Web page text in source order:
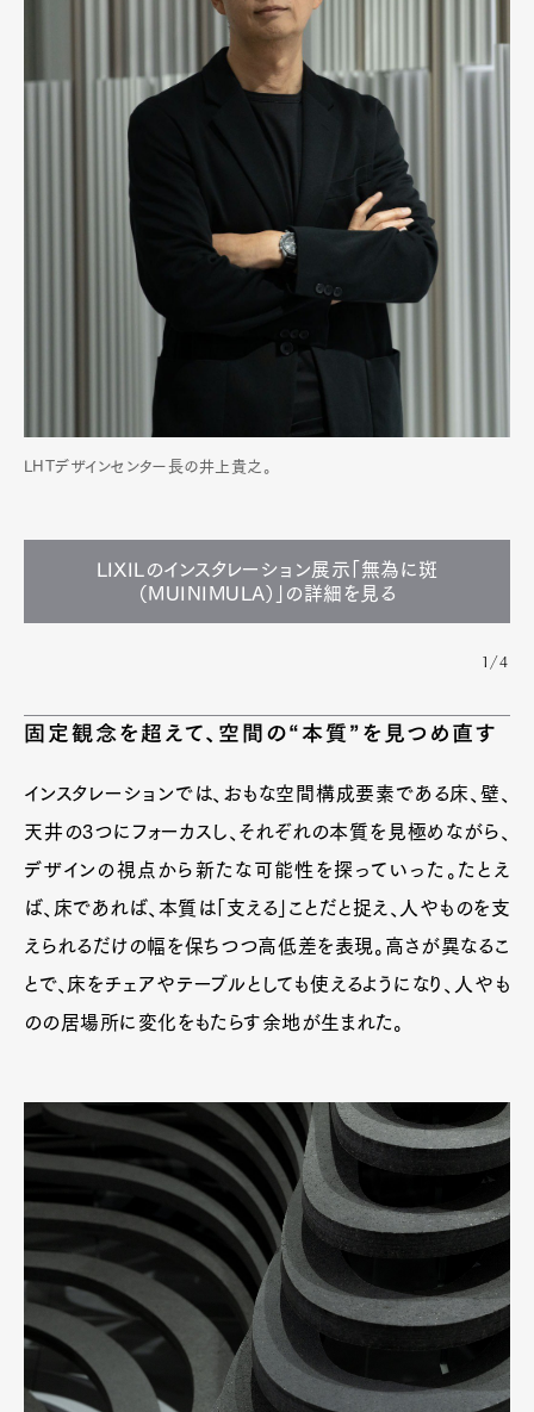
LHTデザインセンター長の井上貴之。
LIXILのインスタレーション展示「無為に斑
（MUINIMULA）」の詳細を見る
1/4
固定観念を超えて、空間の“本質”を見つめ直す
インスタレーションでは、おもな空間構成要素である床、壁、
天井の3つにフォーカスし、それぞれの本質を見極めながら、
デザインの視点から新たな可能性を探っていった。たとえ
ば、床であれば、本質は「支える」ことだと捉え、人やものを支
えられるだけの幅を保ちつつ高低差を表現。高さが異なるこ
とで、床をチェアやテーブルとしても使えるようになり、人やも
のの居場所に変化をもたらす余地が生まれた。